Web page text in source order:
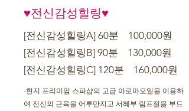
♥전신감성힐링♥
[전신감성힐링A] 60분 100,000원
[전신감성힐링B] 90분 130,000원
[전신감성힐링C] 120분 160,000원
-현지 프리미엄 스파샵의 고급 아로마오일을 이용하
여 전신의 근육을 어루만지고 서혜부 림프절을 부드